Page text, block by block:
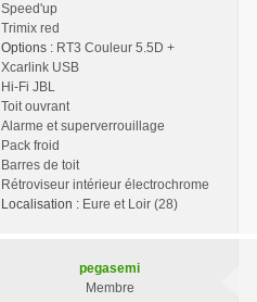
Speed'up
Trimix red
Options : RT3 Couleur 5.5D +
Xcarlink USB
Hi-Fi JBL
Toit ouvrant
Alarme et superverrouillage
Pack froid
Barres de toit
Rétroviseur intérieur électrochrome
Localisation : Eure et Loir (28)
pegasemi
Membre